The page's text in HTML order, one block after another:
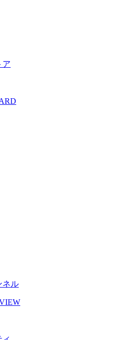
ア
ネル